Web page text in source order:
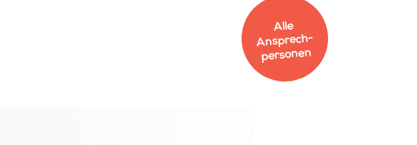
Alle
Ansprech­
personen